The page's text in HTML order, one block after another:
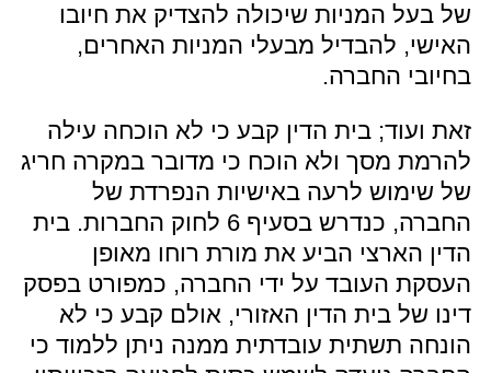
של בעל המניות שיכולה להצדיק את חיובו
האישי, להבדיל מבעלי המניות האחרים,
בחיובי החברה.
זאת ועוד; בית הדין קבע כי לא הוכחה עילה
להרמת מסך ולא הוכח כי מדובר במקרה חריג
של שימוש לרעה באישיות הנפרדת של
החברה, כנדרש בסעיף 6 לחוק החברות. בית
הדין הארצי הביע את מורת רוחו מאופן
העסקת העובד על ידי החברה, כמפורט בפסק
דינו של בית הדין האזורי, אולם קבע כי לא
הונחה תשתית עובדתית ממנה ניתן ללמוד כי